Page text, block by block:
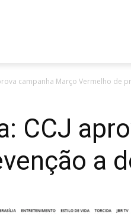
campanha Março Vermelho de
CCJ
a